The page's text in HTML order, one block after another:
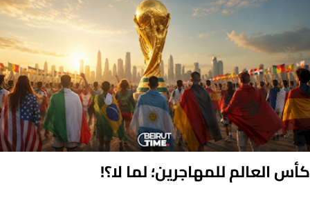
كأس العالم للمهاجرين؛ لما لا؟!